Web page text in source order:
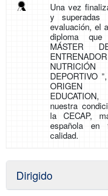
Una vez
y superadas
evaluación, el
diploma
MÁSTER
DEPORTIVO
ORIGEN
nuestra
la CECAP,
española en
calidad.
Dirigido